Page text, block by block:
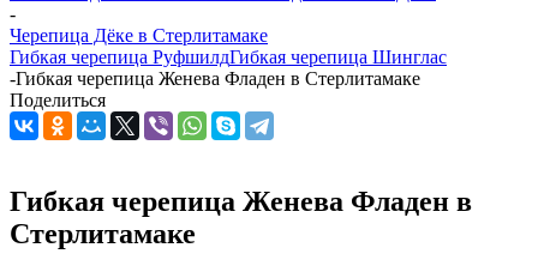
-
Черепица Дёке в Стерлитамаке
Гибкая черепица РуфшилдГибкая черепица Шинглас
-Гибкая черепица Женева Фладен в Стерлитамаке
Поделиться
Гибкая черепица Женева Фладен в
Стерлитамаке